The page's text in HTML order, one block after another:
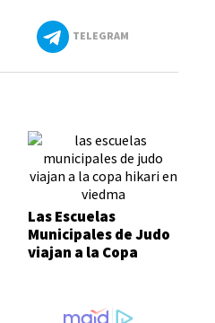
TELEGRAM
Las Escuelas
Municipales de Judo
viajan a la Copa